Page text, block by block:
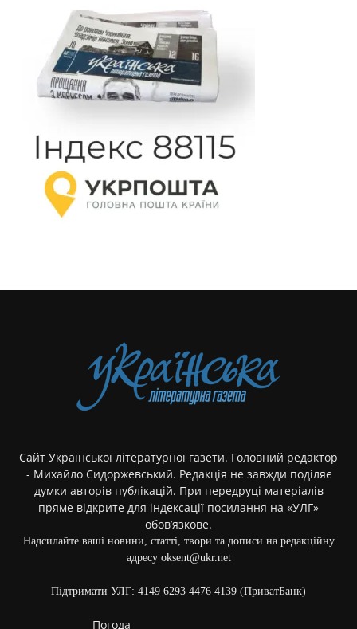
Сайт Української літературної газети. Головний редактор
- Михайло Сидоржевський. Редакція не завжди поділяє
думки авторів публікацій. При передруці матеріалів
пряме відкрите для індексації посилання на «УЛГ»
обов’язкове.
Надсилайте ваші новини, статті, твори та дописи на редакційну
адресу oksent@ukr.net
Підтримати УЛГ: 4149 6293 4476 4139 (ПриватБанк)
Погода